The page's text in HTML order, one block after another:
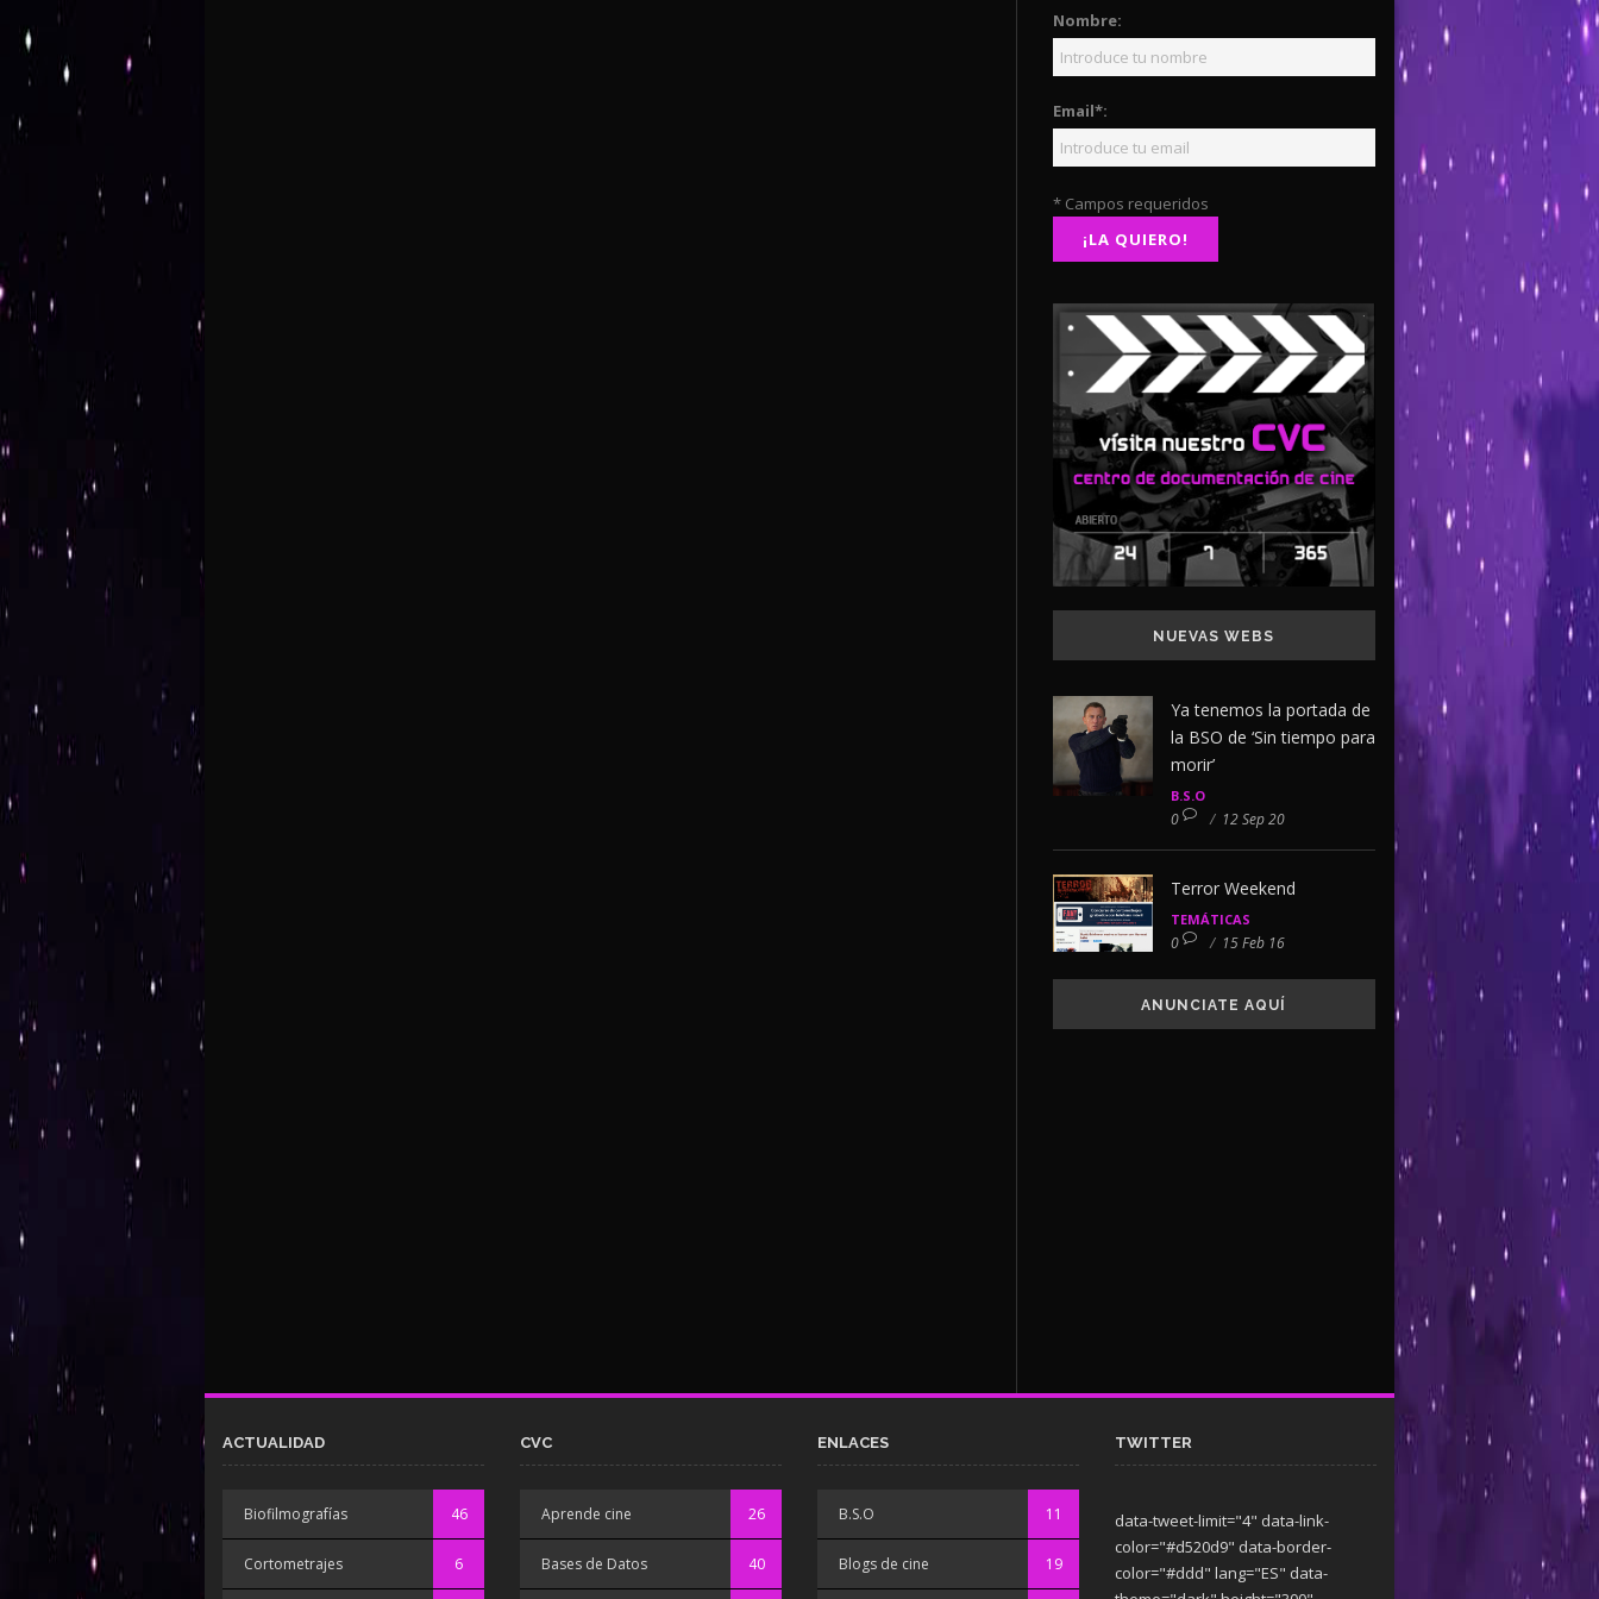
Nombre:
Email*:
* Campos requeridos
NUEVAS WEBS
Ya tenemos la portada de
la BSO de ‘Sin tiempo para
morir’
B.S.O
0 / 12 Sep 20
Terror Weekend
TEMÁTICAS
0 / 15 Feb 16
ANUNCIATE AQUÍ
ACTUALIDAD
Biofilmografías 46
Cortometrajes 6
CVC
Aprende cine 26
Bases de Datos 40
ENLACES
B.S.O 11
Blogs de cine 19
TWITTER
data-tweet-limit="4" data-link-
color="#d520d9" data-border-
color="#ddd" lang="ES" data-